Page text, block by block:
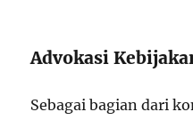
Advokasi
Sebagai bagian dari